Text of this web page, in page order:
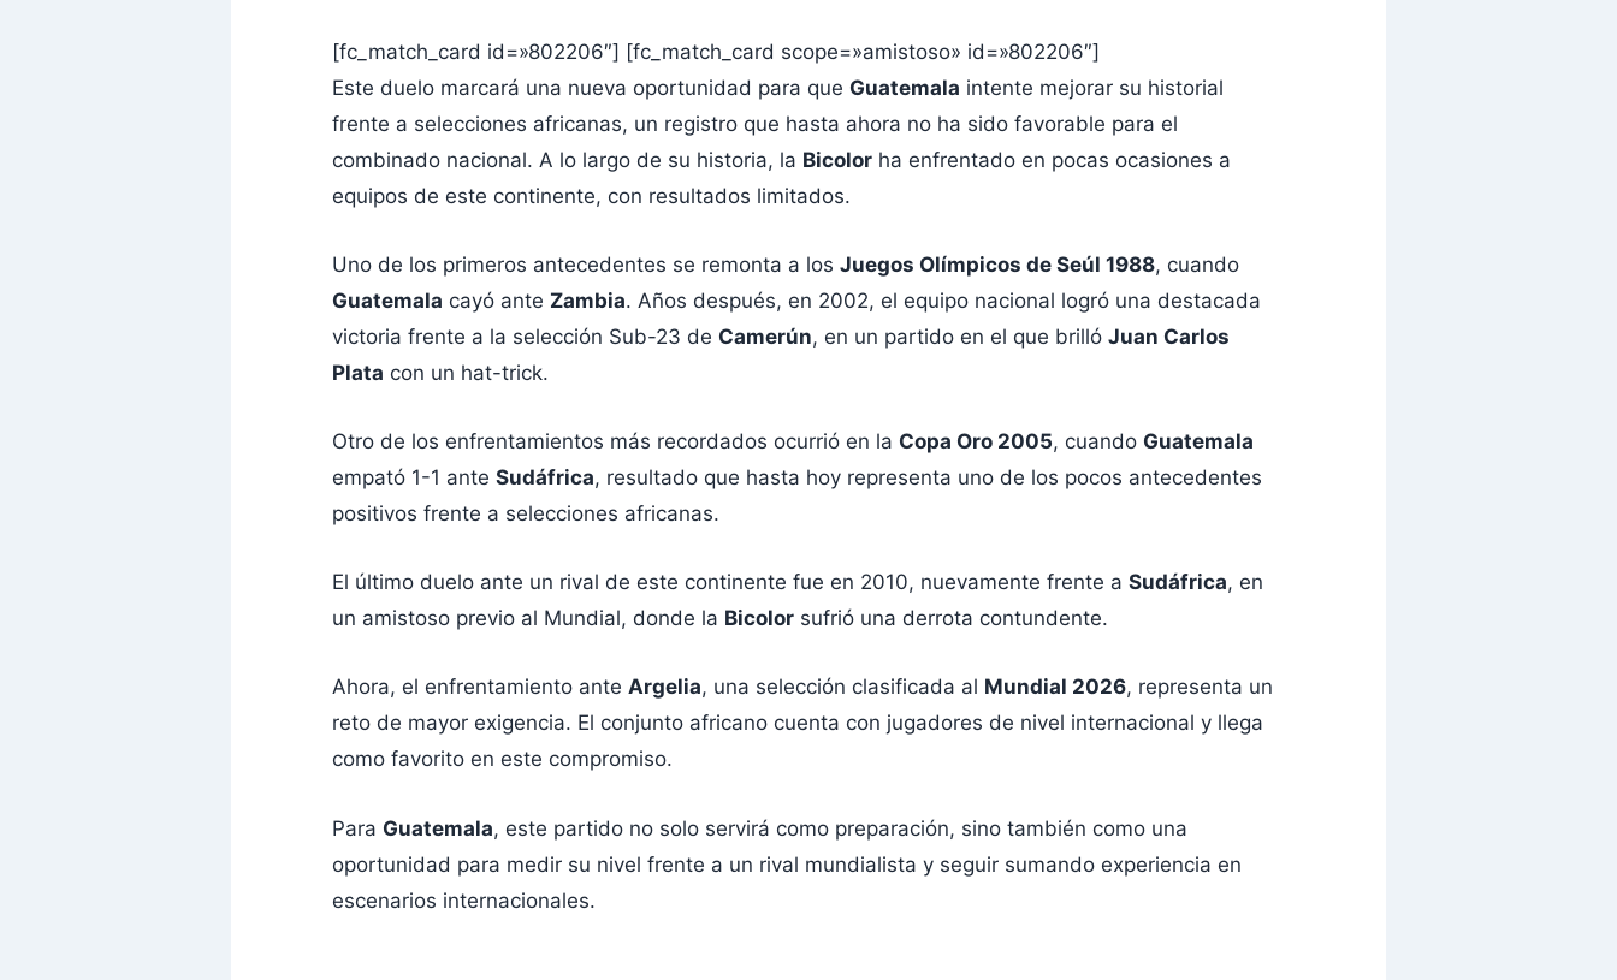
[fc_match_card id=»802206″] [fc_match_card scope=»amistoso» id=»802206″]
Este duelo marcará una nueva oportunidad para que Guatemala intente mejorar su historial
frente a selecciones africanas, un registro que hasta ahora no ha sido favorable para el
combinado nacional. A lo largo de su historia, la Bicolor ha enfrentado en pocas ocasiones a
equipos de este continente, con resultados limitados.
Uno de los primeros antecedentes se remonta a los Juegos Olímpicos de Seúl 1988, cuando
Guatemala cayó ante Zambia. Años después, en 2002, el equipo nacional logró una destacada
victoria frente a la selección Sub-23 de Camerún, en un partido en el que brilló Juan Carlos
Plata con un hat-trick.
Otro de los enfrentamientos más recordados ocurrió en la Copa Oro 2005, cuando Guatemala
empató 1-1 ante Sudáfrica, resultado que hasta hoy representa uno de los pocos antecedentes
positivos frente a selecciones africanas.
El último duelo ante un rival de este continente fue en 2010, nuevamente frente a Sudáfrica, en
un amistoso previo al Mundial, donde la Bicolor sufrió una derrota contundente.
Ahora, el enfrentamiento ante Argelia, una selección clasificada al Mundial 2026, representa un
reto de mayor exigencia. El conjunto africano cuenta con jugadores de nivel internacional y llega
como favorito en este compromiso.
Para Guatemala, este partido no solo servirá como preparación, sino también como una
oportunidad para medir su nivel frente a un rival mundialista y seguir sumando experiencia en
escenarios internacionales.